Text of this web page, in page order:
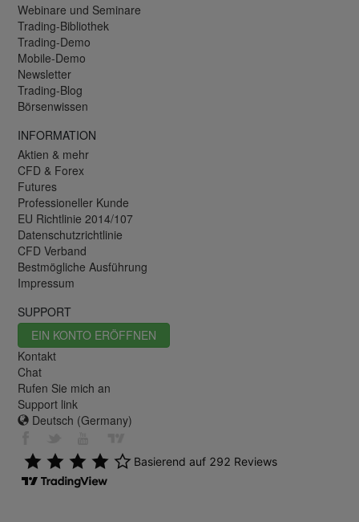
Webinare und Seminare
Trading-Bibliothek
Trading-Demo
Mobile-Demo
Newsletter
Trading-Blog
Börsenwissen
INFORMATION
Aktien & mehr
CFD & Forex
Futures
Professioneller Kunde
EU Richtlinie 2014/107
Datenschutzrichtlinie
CFD Verband
Bestmögliche Ausführung
Impressum
SUPPORT
EIN KONTO ERÖFFNEN
Kontakt
Chat
Rufen Sie mich an
Support link
Deutsch (Germany)